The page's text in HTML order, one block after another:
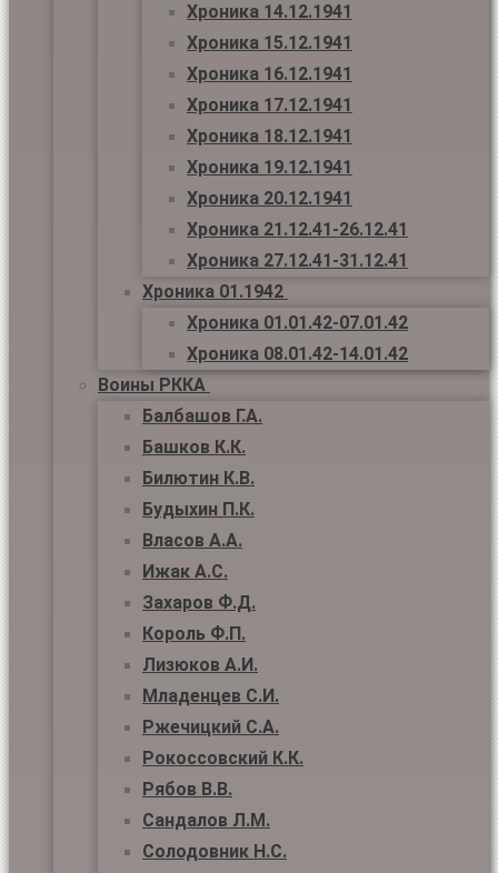
Хроника 14.12.1941
Хроника 15.12.1941
Хроника 16.12.1941
Хроника 17.12.1941
Хроника 18.12.1941
Хроника 19.12.1941
Хроника 20.12.1941
Хроника 21.12.41-26.12.41
Хроника 27.12.41-31.12.41
Хроника 01.1942
Хроника 01.01.42-07.01.42
Хроника 08.01.42-14.01.42
Воины РККА
Балбашов Г.А.
Башков К.К.
Билютин К.В.
Будыхин П.К.
Власов А.А.
Ижак А.С.
Захаров Ф.Д.
Король Ф.П.
Лизюков А.И.
Младенцев С.И.
Ржечицкий С.А.
Рокоссовский К.К.
Рябов В.В.
Сандалов Л.М.
Солодовник Н.С.